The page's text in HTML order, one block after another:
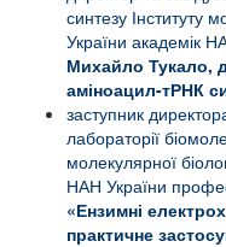
синтезу Інституту
України академік
Михайло Тукало,
аміноацил-тРНК
заступник
лабораторії
молекулярної
НАН України
«Ензимні
практичне